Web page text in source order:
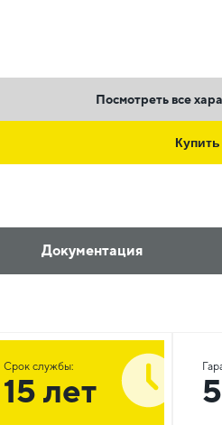
Посмотреть все
Купить
Документация
Срок службы:
15 лет